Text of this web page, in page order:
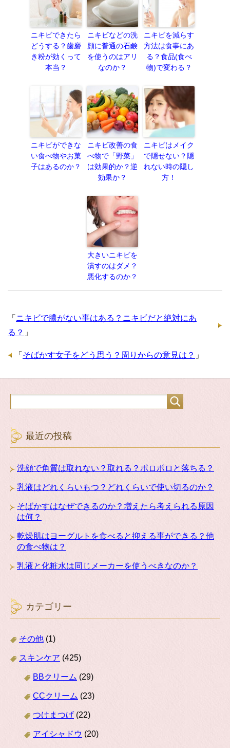
ニキビできたら
どうする？歯磨
き粉が効くって
本当？
ニキビなどの洗
顔に普通の石鹸
を使うのはアリ
なのか？
ニキビを減らす
方法は食事にあ
る？食品(食べ
物)で変わる？
ニキビができな
い食べ物やお菓
子はあるのか？
ニキビ改善の食
べ物で「野菜」
は効果的か？逆
効果か？
ニキビはメイク
で隠せない？隠
れない時の隠し
方！
大きいニキビを
潰すのはダメ？
悪化するのか？
「 ニキビで膿がない事はある？ニキビだと絶対にあ
る？ 」
「 そばかす女子をどう思う？周りからの意見は？ 」
最近の投稿
洗顔で角質は取れない？取れる？ポロポロと落ちる？
乳液はどれくらいもつ？どれくらいで使い切るのか？
そばかすはなぜできるのか？増えたら考えられる原因
は何？
乾燥肌はヨーグルトを食べると抑える事ができる？他
の食べ物は？
乳液と化粧水は同じメーカーを使うべきなのか？
カテゴリー
その他 (1)
スキンケア (425)
BBクリーム (29)
CCクリーム (23)
つけまつげ(22)
アイシャドウ (20)